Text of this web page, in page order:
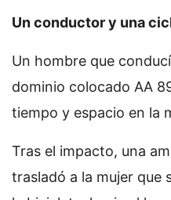
Un conductor y una
Un hombre que
dominio colocado AA
tiempo y espacio en la
Tras el impacto, una
trasladó a la mujer que